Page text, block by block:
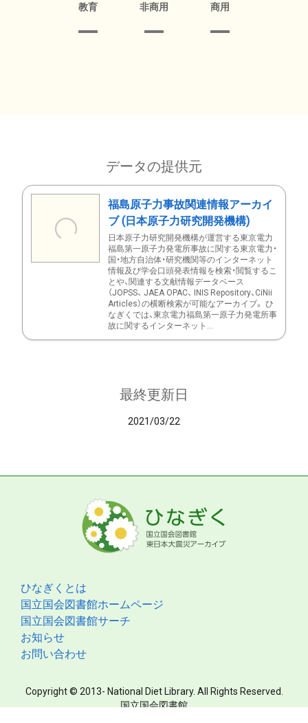
教育 非商用 商用
データの提供元
福島原子力事故関連情報アーカイ
ブ (日本原子力研究開発機構)
日本原子力研究開発機構が運営する東京電力
福島第一原子力発電所事故に関する東京電力・
国・地方自治体・研究機関等のインターネット
情報及び学会口頭発表情報を検索・閲覧するこ
とや、関連する文献情報データベース
（JOPSS、 JAEA OPAC、 INIS Repository、CiNii
Articles）の横断検索が可能なアーカイブ。 ひ
なぎくでは、東京電力福島第一原子力発電所事
故に関するインターネット...
最終更新日
2021/03/22
ひなぎくとは
国立国会図書館ホームページ
国立国会図書館サーチ
お知らせ
お問い合わせ
Copyright © 2013- National Diet Library. All Rights Reserved.